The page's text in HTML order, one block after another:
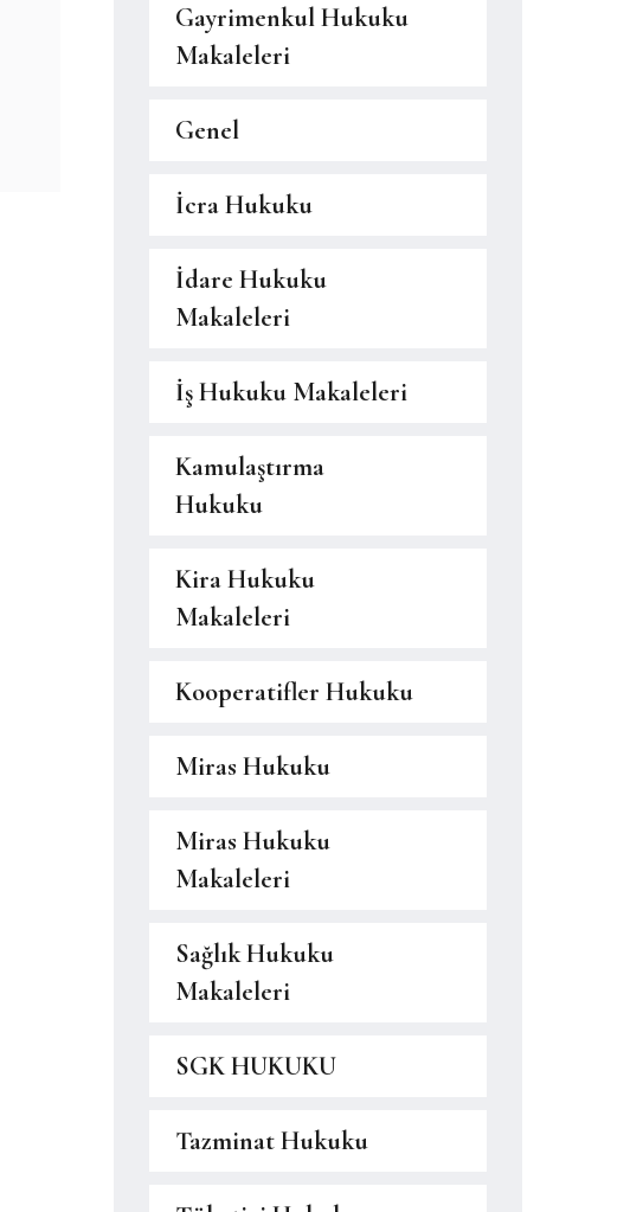
Gayrimenkul Hukuku
Makaleleri
Genel
İcra Hukuku
İdare Hukuku
Makaleleri
İş Hukuku Makaleleri
Kamulaştırma
Hukuku
Kira Hukuku
Makaleleri
Kooperatifler Hukuku
Miras Hukuku
Miras Hukuku
Makaleleri
Sağlık Hukuku
Makaleleri
SGK HUKUKU
Tazminat Hukuku